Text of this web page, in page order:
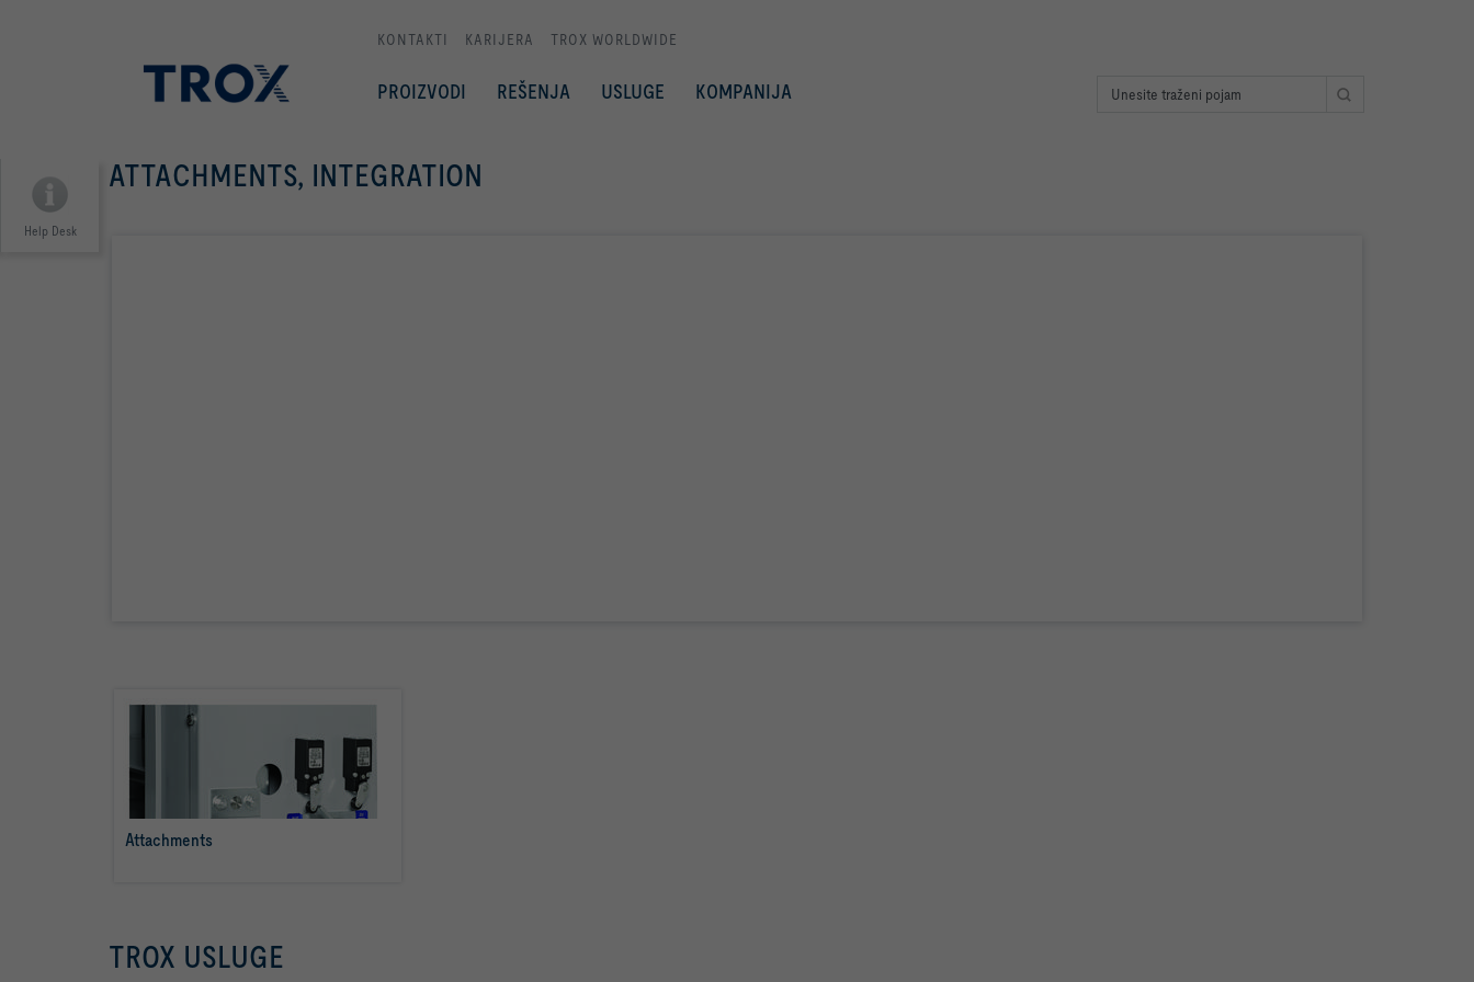
KONTAKTI KARIJERA TROX WORLDWIDE
PROIZVODI REŠENJA USLUGE KOMPANIJA
Help Desk
ATTACHMENTS, INTEGRATION
Attachments
TROX USLUGE